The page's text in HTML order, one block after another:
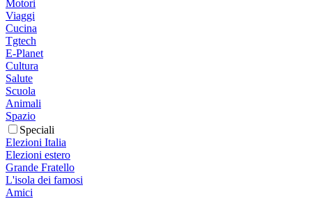
Motori
Viaggi
Cucina
Tgtech
E-Planet
Cultura
Salute
Scuola
Animali
Spazio
Speciali
Elezioni Italia
Elezioni estero
Grande Fratello
L'isola dei famosi
Amici